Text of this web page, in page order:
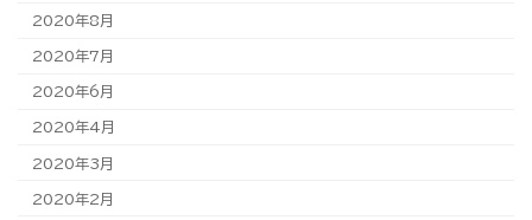
2020年8月
2020年7月
2020年6月
2020年4月
2020年3月
2020年2月